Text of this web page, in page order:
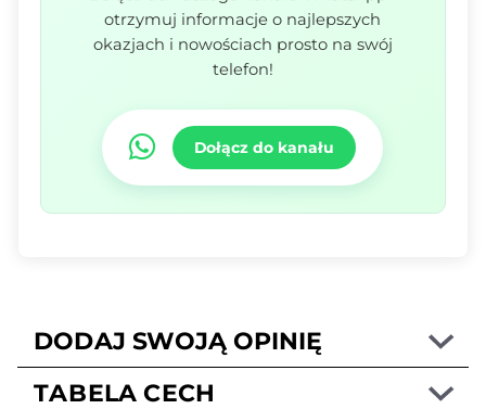
otrzymuj informacje o najlepszych
okazjach i nowościach prosto na swój
telefon!
Dołącz do kanału
DODAJ SWOJĄ OPINIĘ
TABELA CECH